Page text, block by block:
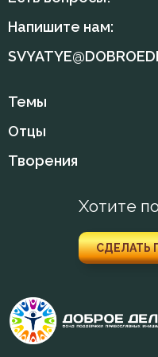
Свобода
Свобода воли
Смерть
Смирение
Сострадание
Спасение
Страдание
Лев Оптинский
Макарий Оптинский
Максим Исповедник
Никодим Святогорец
Никон Оптинский
Нил Синайский
Симеон Новый
Напишите нам:
Темы
Отцы
Творения
Хотите
СДЕЛАТЬ